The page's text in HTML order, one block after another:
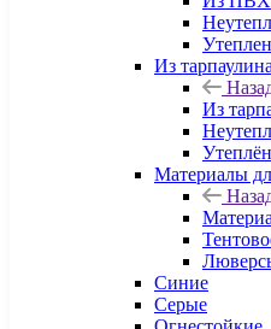
Из тарпаулина
Из
Материалы
Синие
Серые